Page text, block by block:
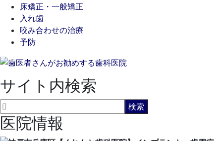
床矯正・一般矯正
入れ歯
咬み合わせの治療
予防
サイト内検索
医院情報